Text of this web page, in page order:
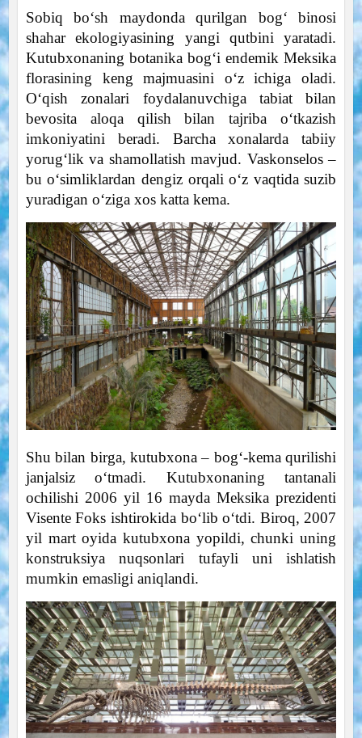
Sobiq bo‘sh maydonda qurilgan bog‘ binosi
shahar ekologiyasining yangi qutbini yaratadi.
Kutubxonaning botanika bog‘i endemik Meksika
florasining keng majmuasini o‘z ichiga oladi.
O‘qish zonalari foydalanuvchiga tabiat bilan
bevosita aloqa qilish bilan tajriba o‘tkazish
imkoniyatini beradi. Barcha xonalarda tabiiy
yorug‘lik va shamollatish mavjud. Vaskonselos –
bu o‘simliklardan dengiz orqali o‘z vaqtida suzib
yuradigan o‘ziga xos katta kema.
Shu bilan birga, kutubxona – bog‘-kema qurilishi
janjalsiz o‘tmadi. Kutubxonaning tantanali
ochilishi 2006 yil 16 mayda Meksika prezidenti
Visente Foks ishtirokida bo‘lib o‘tdi. Biroq, 2007
yil mart oyida kutubxona yopildi, chunki uning
konstruksiya nuqsonlari tufayli uni ishlatish
mumkin emasligi aniqlandi.